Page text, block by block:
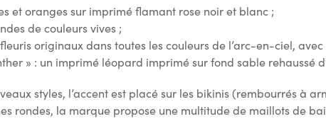
et oranges sur imprimé flamant rose noir et blanc ;
de couleurs vives ;
originaux dans toutes les couleurs de l’arc-en-ciel,
» : un imprimé léopard imprimé sur fond sable rehaussé
styles, l’accent est placé sur les bikinis (rembourrés à
rondes, la marque propose une multitude de maillots de